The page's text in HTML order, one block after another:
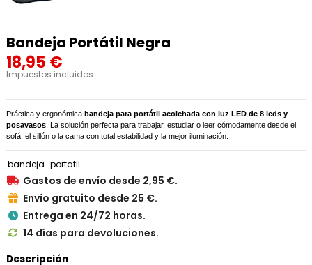
Bandeja Portátil Negra
18,95 €
Impuestos incluidos
Práctica y ergonómica bandeja para portátil acolchada con luz LED de 8 leds y
posavasos . La solución perfecta para trabajar, estudiar o leer cómodamente desde el
sofá, el sillón o la cama con total estabilidad y la mejor iluminación.
bandeja portatil
 Gastos de envío desde 2,95 €.
 Envío gratuito desde 25 €.
 Entrega en 24/72 horas.
 14 días para devoluciones.
Descripción